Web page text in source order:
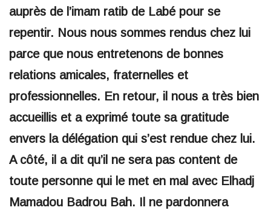
auprès de l’imam ratib de Labé pour se
repentir. Nous nous sommes rendus chez lui
parce que nous entretenons de bonnes
relations amicales, fraternelles et
professionnelles. En retour, il nous a très bien
accueillis et a exprimé toute sa gratitude
envers la délégation qui s’est rendue chez lui.
A côté, il a dit qu’il ne sera pas content de
toute personne qui le met en mal avec Elhadj
Mamadou Badrou Bah. Il ne pardonnera